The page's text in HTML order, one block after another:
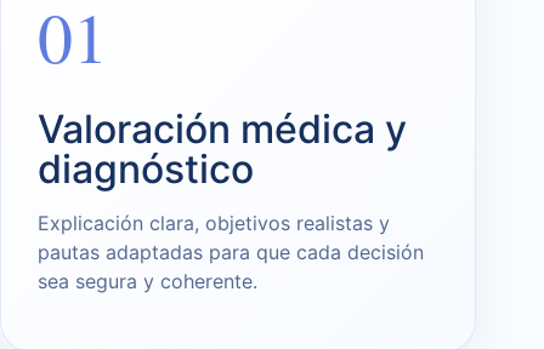
01
Valoración médica y
diagnóstico
Explicación clara, objetivos realistas y
pautas adaptadas para que cada decisión
sea segura y coherente.